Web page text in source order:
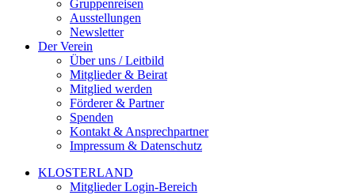
Gruppenreisen
Ausstellungen
Newsletter
Der Verein
Über uns / Leitbild
Mitglieder & Beirat
Mitglied werden
Förderer & Partner
Spenden
Kontakt & Ansprechpartner
Impressum & Datenschutz
KLOSTERLAND
Mitglieder Login-Bereich